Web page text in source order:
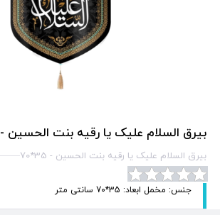
بیرق السلام علیک یا رقیه بنت الحسین - 35*70
بیرق السلام علیک یا رقیه بنت الحسین - 35*70
جنس: مخمل ابعاد: 35*70 سانتی متر